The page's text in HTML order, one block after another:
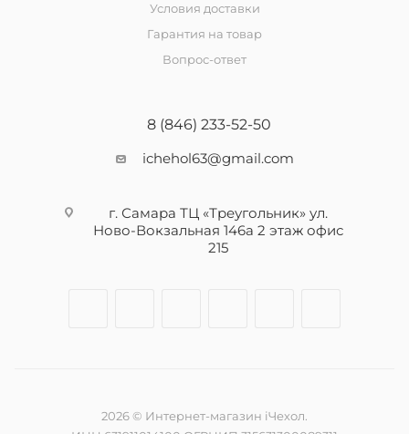
Условия доставки
Гарантия на товар
Вопрос-ответ
8 (846) 233-52-50
ichehol63@gmail.com
г. Самара ТЦ «Треугольник» ул.
Ново-Вокзальная 146а 2 этаж офис
215
2026 © Интернет-магазин iЧехол.